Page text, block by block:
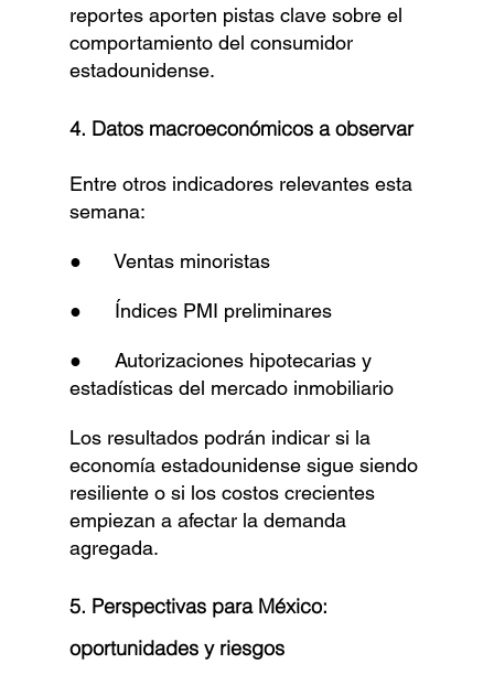
reportes aporten pistas clave sobre el
comportamiento del consumidor
estadounidense.
4. Datos macroeconómicos a observar
Entre otros indicadores relevantes esta
semana:
●      Ventas minoristas
●      Índices PMI preliminares
●      Autorizaciones hipotecarias y
estadísticas del mercado inmobiliario
Los resultados podrán indicar si la
economía estadounidense sigue siendo
resiliente o si los costos crecientes
empiezan a afectar la demanda
agregada.
5. Perspectivas para México:
oportunidades y riesgos